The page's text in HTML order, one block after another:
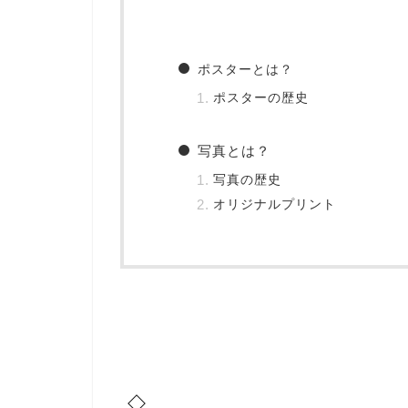
ポスターとは？
ポスターの歴史
写真とは？
写真の歴史
オリジナルプリント